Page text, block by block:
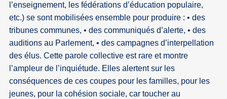
l’enseignement, les fédérations d’éducation populaire,
etc.) se sont mobilisées ensemble pour produire : • des
tribunes communes, • des communiqués d’alerte, • des
auditions au Parlement, • des campagnes d’interpellation
des élus. Cette parole collective est rare et montre
l’ampleur de l’inquiétude. Elles alertent sur les
conséquences de ces coupes pour les familles, pour les
jeunes, pour la cohésion sociale, car toucher au